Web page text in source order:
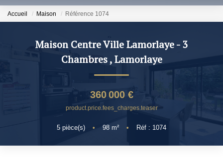
Louer
NOS NOUVEAUTÉS
ESTIMER
NOS AGENCES
Accueil Maison Référence 1074
Maison Centre Ville Lamorlaye - 3
Chambres,Lamorlaye
360 000 €
product.price.fees_charges.teaser
5 pièce(s) • 98 m² • Réf : 1074